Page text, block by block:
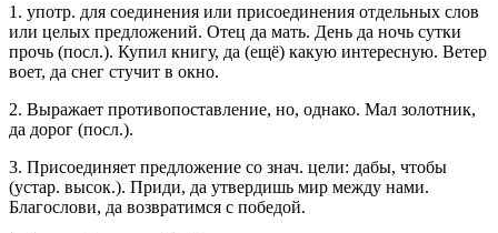
1. употр. для соединения или присоединения отдельных слов
или целых предложений. Отец да мать. День да ночь сутки
прочь (посл.). Купил книгу, да (ещё) какую интересную. Ветер
воет, да снег стучит в окно.
2. Выражает противопоставление, но, однако. Мал золотник,
да дорог (посл.).
3. Присоединяет предложение со знач. цели: дабы, чтобы
(устар. высок.). Приди, да утвердишь мир между нами.
Благослови, да возвратимся с победой.